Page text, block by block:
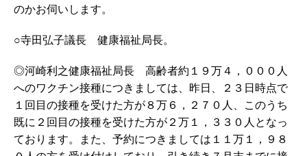
のかお伺いします。
○寺田弘子議長 健康福祉局長。
◎河崎利之健康福祉局長 高齢者約１９万４，０００人
へのワクチン接種につきましては、昨日、２３日時点で
１回目の接種を受けた方が８万６，２７０人、このうち
既に２回目の接種を受けた方が２万１，３３０人となっ
ております。また、予約につきましては１１万１，９８